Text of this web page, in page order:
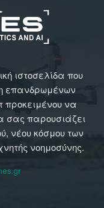
ιστοσελίδα που
επανδρωμένων
προκειμένου να
σας παρουσιάζει
νέου κόσμου των
νοημοσύνης.